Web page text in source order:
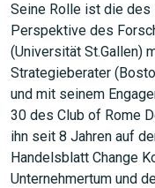
Seine Rolle ist die des
Perspektive des
(Universität St.Gallen)
Strategieberater
und mit seinem
30 des Club of Rome
ihn seit 8 Jahren auf
Handelsblatt Change
Unternehmertum und